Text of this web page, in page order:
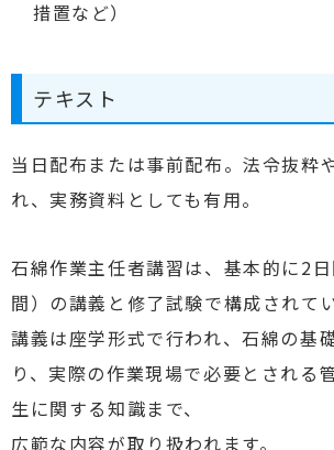
措置など）
テキスト
当日配布または事前配布。法令抜粋
れ、実務資料としても有用。
石綿作業主任者講習は、基本的に2
間）の講義と修了試験で構成されてい
講義は座学形式で行われ、石綿の基
り、実際の作業現場で必要とされる
生に関する知識まで、
広範な内容が取り扱われます。